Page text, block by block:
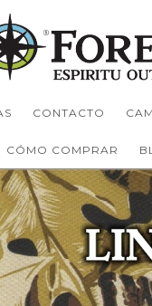
CONTACTO
CÓMO COMPRAR